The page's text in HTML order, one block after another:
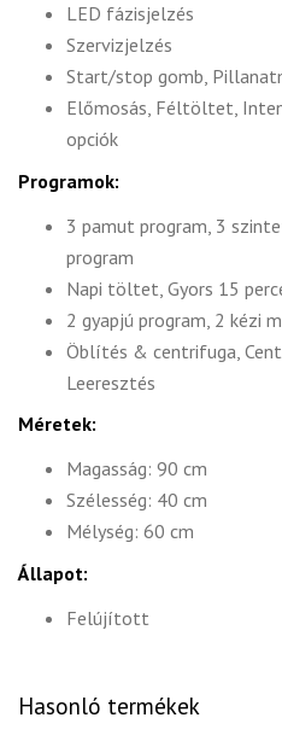
LED fázisjelzés
Szervizjelzés
Start/stop gomb,
Előmosás, Féltöltet,
opciók
Programok:
3 pamut program, 3
program
Napi töltet, Gyors 15
2 gyapjú program, 2 kézi
Öblítés & centrifuga,
Leeresztés
Méretek:
Magasság: 90 cm
Szélesség: 40 cm
Mélység: 60 cm
Állapot:
Felújított
Hasonló termékek